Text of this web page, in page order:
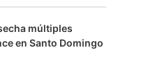
r
a
a
m
múltiples
en Santo Domingo